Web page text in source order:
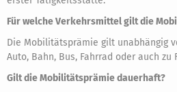
Für welche Verkehrsmittel gilt die
Die Mobilitätsprämie gilt unabhängig
Auto, Bahn, Bus, Fahrrad oder auch zu
Gilt die Mobilitätsprämie dauerhaft?